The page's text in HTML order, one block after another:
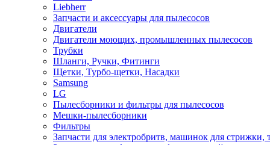
Liebherr
Запчасти и аксессуары для пылесосов
Двигатели
Двигатели моющих, промышленных пылесосов
Трубки
Шланги, Ручки, Фитинги
Щетки, Турбо-щетки, Насадки
Samsung
LG
Пылесборники и фильтры для пылесосов
Мешки-пылесборники
Фильтры
Запчасти для электробритв, машинок для стрижки,